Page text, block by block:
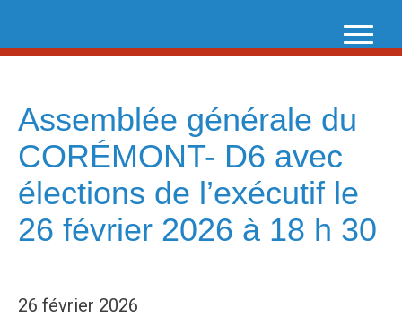
content
Assemblée générale du
CORÉMONT- D6 avec
élections de l’exécutif le
26 février 2026 à 18 h 30
26 février 2026